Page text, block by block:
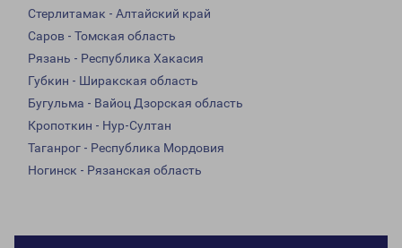
Стерлитамак - Алтайский край
Саров - Томская область
Рязань - Республика Хакасия
Губкин - Ширакская область
Бугульма - Вайоц Дзорская область
Кропоткин - Нур-Султан
Таганрог - Республика Мордовия
Ногинск - Рязанская область